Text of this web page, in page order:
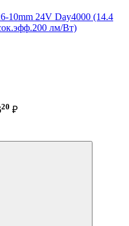
10mm 24V Day4000 (14.4
лм/Вт)
20 ₽